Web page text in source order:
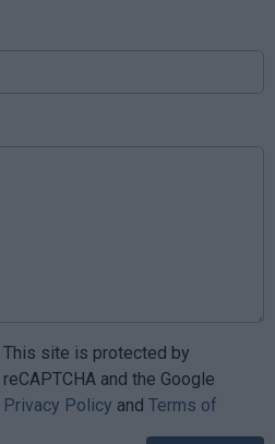
This site is protected by
reCAPTCHA and the Google
Privacy Policy and Terms of